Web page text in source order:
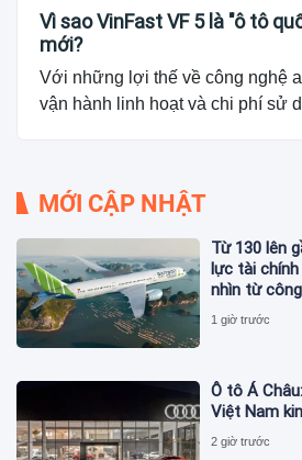
Vì sao VinFast VF 5 là "ô tô
mới?
Với những lợi thế về công nghệ
vận hành linh hoạt và chi phí sử
MỚI CẬP NHẬT
Từ 130 lên
lực tài
nhìn từ
1 giờ trước
Ô tô Á
Việt Nam
2 giờ trước